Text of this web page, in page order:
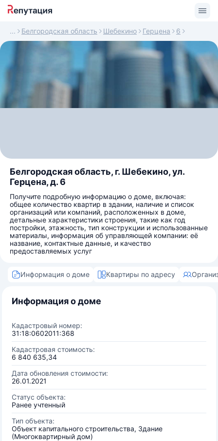
Белгородская область Шебекино Герцена 6
Белгородская область, г. Шебекино, ул.
Герцена, д. 6
Получите подробную информацию о доме, включая:
общее количество квартир в здании, наличие и список
организаций или компаний, расположенных в доме,
детальные характеристики строения, такие как год
постройки, этажность, тип конструкции и использованные
материалы, информация об управляющей компании: её
название, контактные данные, и качество
предоставляемых услуг
Информация о доме Квартиры по адресу
Информация о доме
Кадастровый номер:
31:18:0602011:368
Кадастровая стоимость:
6 840 635,34
Дата обновления стоимости:
26.01.2021
Статус объекта:
Ранее учтенный
Тип объекта:
Объект капитального строительства, Здание
(Многоквартирный дом)